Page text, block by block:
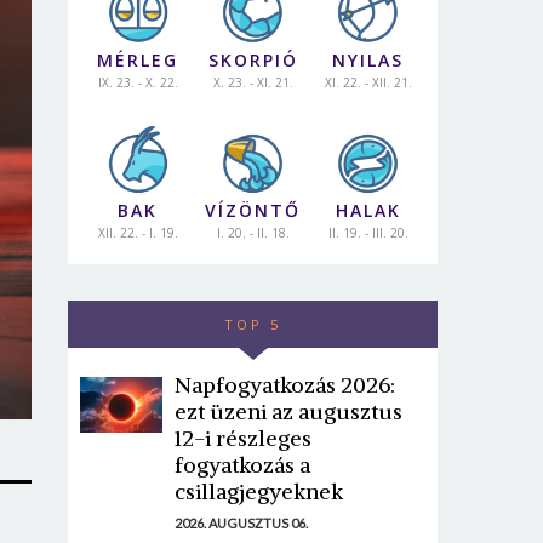
MÉRLEG
IX. 23. - X. 22.
SKORPIÓ
X. 23. - XI. 21.
NYILAS
XI. 22. - XII. 21.
BAK
XII. 22. - I. 19.
VÍZÖNTŐ
I. 20. - II. 18.
HALAK
II. 19. - III. 20.
TOP 5
Napfogyatkozás 2026:
ezt üzeni az augusztus
12-i részleges
fogyatkozás a
csillagjegyeknek
2026. AUGUSZTUS 06.